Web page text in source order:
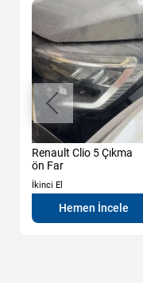
Renault Clio 5 Çıkma
ön Far
İkinci El
Hemen İncele